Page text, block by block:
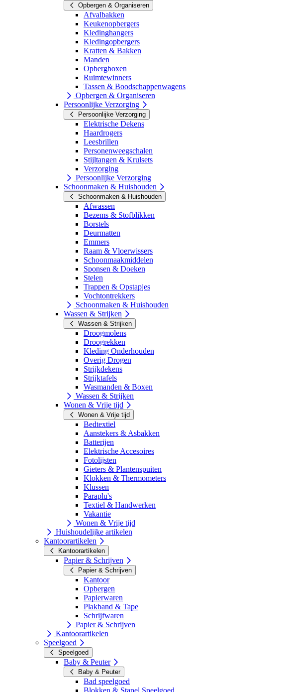
Opbergen & Organiseren
Afvalbakken
Keukenopbergers
Kledinghangers
Kledingopbergers
Kratten & Bakken
Manden
Opbergboxen
Ruimtewinners
Tassen & Boodschappenwagens
Opbergen & Organiseren
Persoonlijke Verzorging
Persoonlijke Verzorging
Elektrische Dekens
Haardrogers
Leesbrillen
Personenweegschalen
Stijltangen & Krulsets
Verzorging
Persoonlijke Verzorging
Schoonmaken & Huishouden
Schoonmaken & Huishouden
Afwassen
Bezems & Stofblikken
Borstels
Deurmatten
Emmers
Raam & Vloerwissers
Schoonmaakmiddelen
Sponsen & Doeken
Stelen
Trappen & Opstapjes
Vochtontrekkers
Schoonmaken & Huishouden
Wassen & Strijken
Wassen & Strijken
Droogmolens
Droogrekken
Kleding Onderhouden
Overig Drogen
Strijkdekens
Strijktafels
Wasmanden & Boxen
Wassen & Strijken
Wonen & Vrije tijd
Wonen & Vrije tijd
Bedtextiel
Aanstekers & Asbakken
Batterijen
Elektrische Accesoires
Fotolijsten
Gieters & Plantenspuiten
Klokken & Thermometers
Klussen
Paraplu's
Textiel & Handwerken
Vakantie
Wonen & Vrije tijd
Huishoudelijke artikelen
Kantoorartikelen
Kantoorartikelen
Papier & Schrijven
Papier & Schrijven
Kantoor
Opbergen
Papierwaren
Plakband & Tape
Schrijfwaren
Papier & Schrijven
Kantoorartikelen
Speelgoed
Speelgoed
Baby & Peuter
Baby & Peuter
Bad speelgoed
Blokken & Stapel Speelgoed